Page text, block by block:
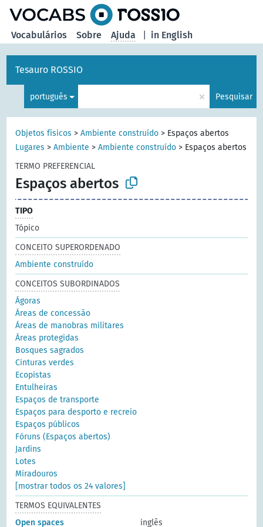
in English
Vocabulários Sobre Ajuda
Tesauro ROSSIO
português × Pesquisar
Objetos físicos >Ambiente construído > Espaços abertos
Lugares >Ambiente >Ambiente construído > Espaços abertos
TERMO PREFERENCIAL
Espaços abertos
TIPO
Tópico
CONCEITO SUPERORDENADO
Ambiente construído
CONCEITOS SUBORDINADOS
Ágoras
Áreas de concessão
Áreas de manobras militares
Áreas protegidas
Bosques sagrados
Cinturas verdes
Ecopistas
Entulheiras
Espaços de transporte
Espaços para desporto e recreio
Espaços públicos
Fóruns (Espaços abertos)
Jardins
Lotes
Miradouros
[mostrar todos os 24 valores]
TERMOS EQUIVALENTES
Open spaces
inglês